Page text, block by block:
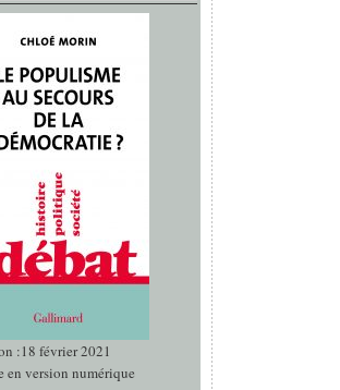
:18 février 2021
en version numérique